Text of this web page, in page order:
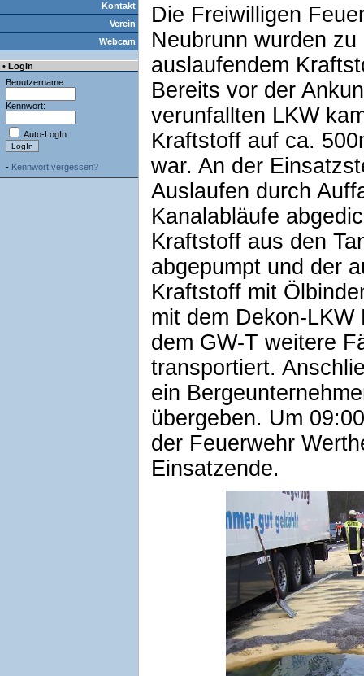
Kontakt
Verein
Webcam
• LogIn
Benutzername:
Kennwort:
Auto-LogIn
- Kennwort vergessen?
Die Freiwilligen
Neubrunn wurden
auslaufendem
Bereits vor der
verunfallten LKW
Kraftstoff auf ca.
war. An der
Auslaufen durch
Kanalabläufe
Kraftstoff aus den
abgepumpt und der
Kraftstoff mit
mit dem Dekon-
dem GW-T weitere
transportiert.
ein
übergeben. Um
der Feuerwehr
Einsatzende.